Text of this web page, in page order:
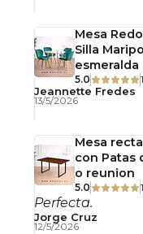
Mesa
Silla
esmeralda
5.0
Jeannette Fredes
13/5/2026
Mesa
con Patas
o reunion
5.0
Perfecta.
Jorge Cruz
12/5/2026